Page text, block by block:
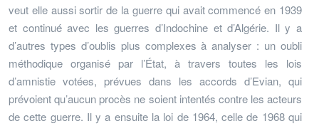
veut elle aussi sortir de la guerre qui avait commencé en 1939
et continué avec les guerres d’Indochine et d’Algérie. Il y a
d’autres types d’oublis plus complexes à analyser : un oubli
méthodique organisé par l’État, à travers toutes les lois
d’amnistie votées, prévues dans les accords d’Evian, qui
prévoient qu’aucun procès ne soient intentés contre les acteurs
de cette guerre. Il y a ensuite la loi de 1964, celle de 1968 qui